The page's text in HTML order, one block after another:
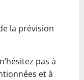
la prévision
pas à
et à